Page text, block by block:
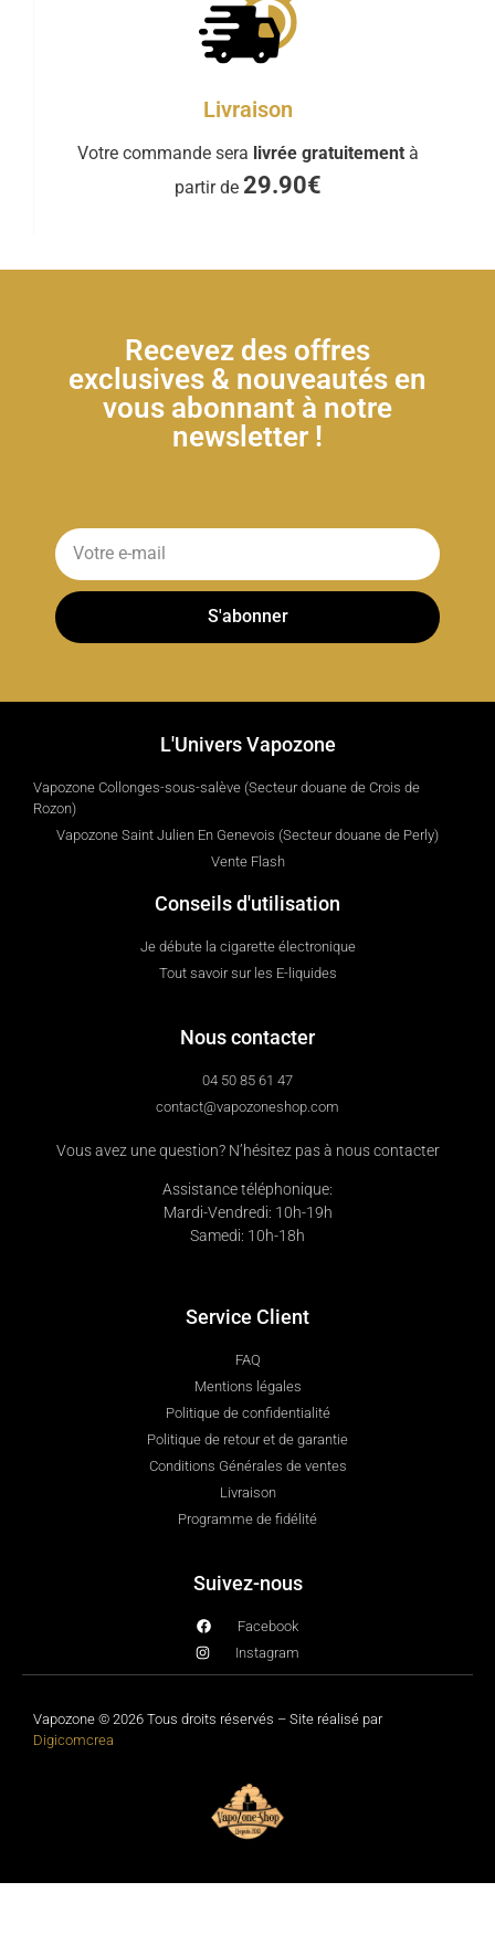
Livraison
Votre commande sera livrée gratuitement à
partir de 29.90€
Recevez des offres
exclusives & nouveautés en
vous abonnant à notre
newsletter !
S'abonner
L'Univers Vapozone
Vapozone Collonges-sous-salève (Secteur douane de Crois de
Rozon)
Vapozone Saint Julien En Genevois (Secteur douane de Perly)
Vente Flash
Conseils d'utilisation
Je débute la cigarette électronique
Tout savoir sur les E-liquides
Nous contacter
04 50 85 61 47
contact@vapozoneshop.com
Vous avez une question? N’hésitez pas à nous contacter
Assistance téléphonique:
Mardi-Vendredi: 10h-19h
Samedi: 10h-18h
Service Client
FAQ
Mentions légales
Politique de confidentialité
Politique de retour et de garantie
Conditions Générales de ventes
Livraison
Programme de fidélité
Suivez-nous
Facebook
Instagram
Vapozone © 2026 Tous droits réservés – Site réalisé par
Digicomcrea